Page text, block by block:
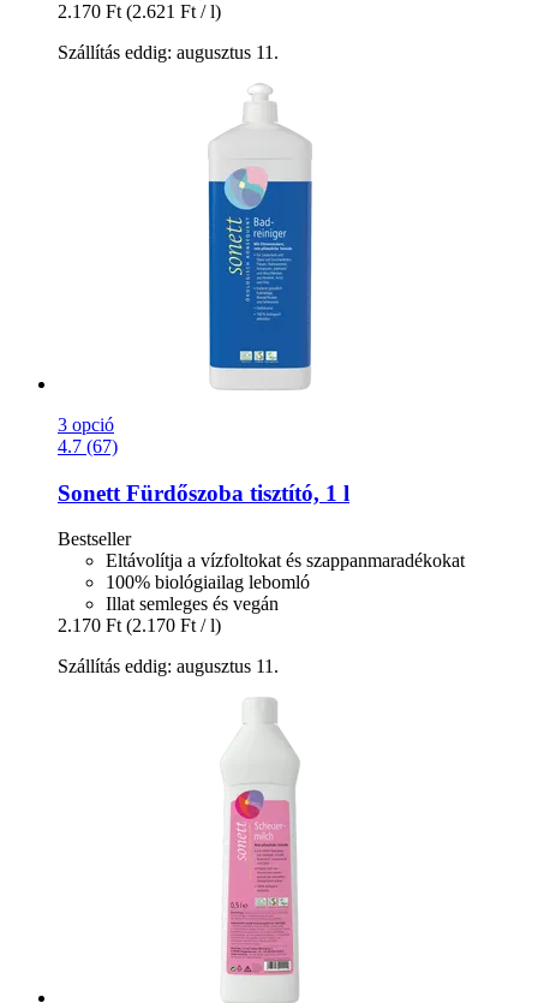
2.170 Ft (2.621 Ft / l)
Szállítás eddig: augusztus 11.
3 opció
4.7 (67)
Sonett Fürdőszoba tisztító, 1 l
Bestseller
Eltávolítja a vízfoltokat és szappanmaradékokat
100% biológiailag lebomló
Illat semleges és vegán
2.170 Ft (2.170 Ft / l)
Szállítás eddig: augusztus 11.